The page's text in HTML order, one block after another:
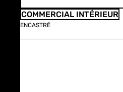
COMMERCIAL INTÉRIEUR
ENCASTRÉ